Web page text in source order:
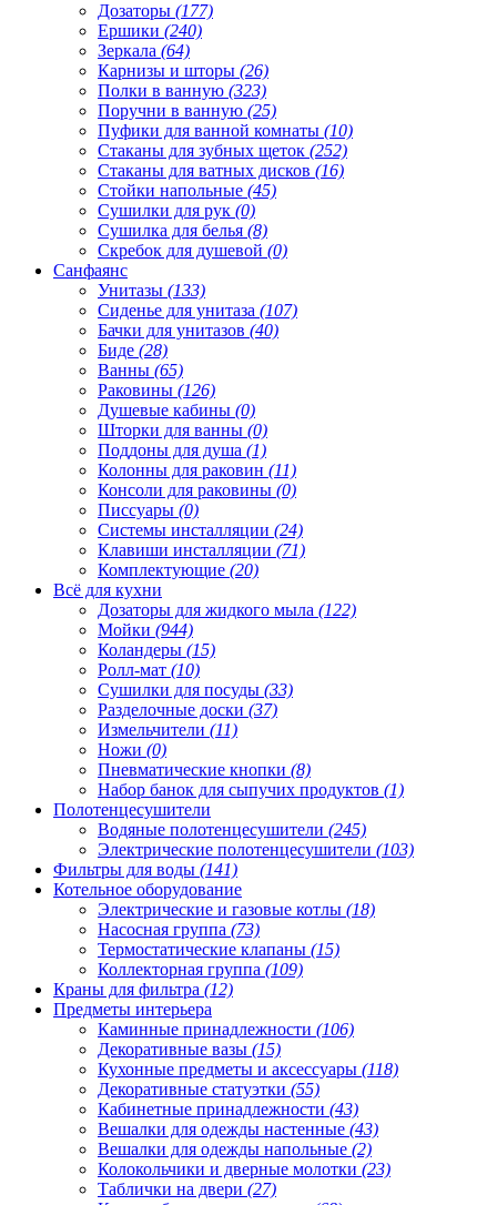
Дозаторы (177)
Ершики (240)
Зеркала (64)
Карнизы и шторы (26)
Полки в ванную (323)
Поручни в ванную (25)
Пуфики для ванной комнаты (10)
Стаканы для зубных щеток (252)
Стаканы для ватных дисков (16)
Стойки напольные (45)
Сушилки для рук (0)
Сушилка для белья (8)
Скребок для душевой (0)
Санфаянс
Унитазы (133)
Сиденье для унитаза (107)
Бачки для унитазов (40)
Биде (28)
Ванны (65)
Раковины (126)
Душевые кабины (0)
Шторки для ванны (0)
Поддоны для душа (1)
Колонны для раковин (11)
Консоли для раковины (0)
Писсуары (0)
Системы инсталляции (24)
Клавиши инсталляции (71)
Комплектующие (20)
Всё для кухни
Дозаторы для жидкого мыла (122)
Мойки (944)
Коландеры (15)
Ролл-мат (10)
Сушилки для посуды (33)
Разделочные доски (37)
Измельчители (11)
Ножи (0)
Пневматические кнопки (8)
Набор банок для сыпучих продуктов (1)
Полотенцесушители
Водяные полотенцесушители (245)
Электрические полотенцесушители (103)
Фильтры для воды (141)
Котельное оборудование
Электрические и газовые котлы (18)
Насосная группа (73)
Термостатические клапаны (15)
Коллекторная группа (109)
Краны для фильтра (12)
Предметы интерьера
Каминные принадлежности (106)
Декоративные вазы (15)
Кухонные предметы и аксессуары (118)
Декоративные статуэтки (55)
Кабинетные принадлежности (43)
Вешалки для одежды настенные (43)
Вешалки для одежды напольные (2)
Колокольчики и дверные молотки (23)
Таблички на двери (27)